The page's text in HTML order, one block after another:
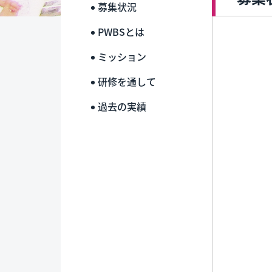
募集状況
PWBSとは
ミッション
研修を通して
過去の実績